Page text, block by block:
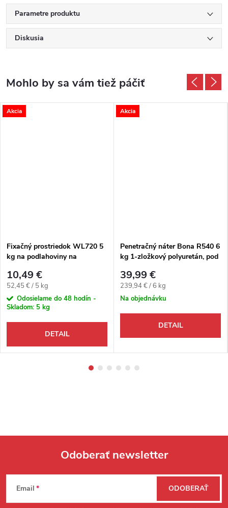
Parametre produktu
Diskusia
Akcia
Fixačný prostriedok WL720 5
kg na podlahoviny na
textilných podlahovín
10,49 €
Jednotková cena:
52,45 € / 5 kg
Odosielame do 48 hodín -
Skladom: 5 kg
DETAIL
Akcia
Penetračný náter Bona R540 6
kg 1-zložkový polyuretán, pod
39,99 €
Jednotková cena:
239,94 € / 6 kg
Na objednávku
DETAIL
Zápätie
Odoberať newsletter
Email ODOBERAŤ